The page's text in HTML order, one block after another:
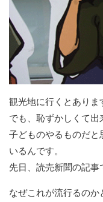
観光地に行くとありま
でも、恥ずかしくて出
子どものやるものだと
いるんです。
先日、読売新聞の記事
なぜこれが流行るのか